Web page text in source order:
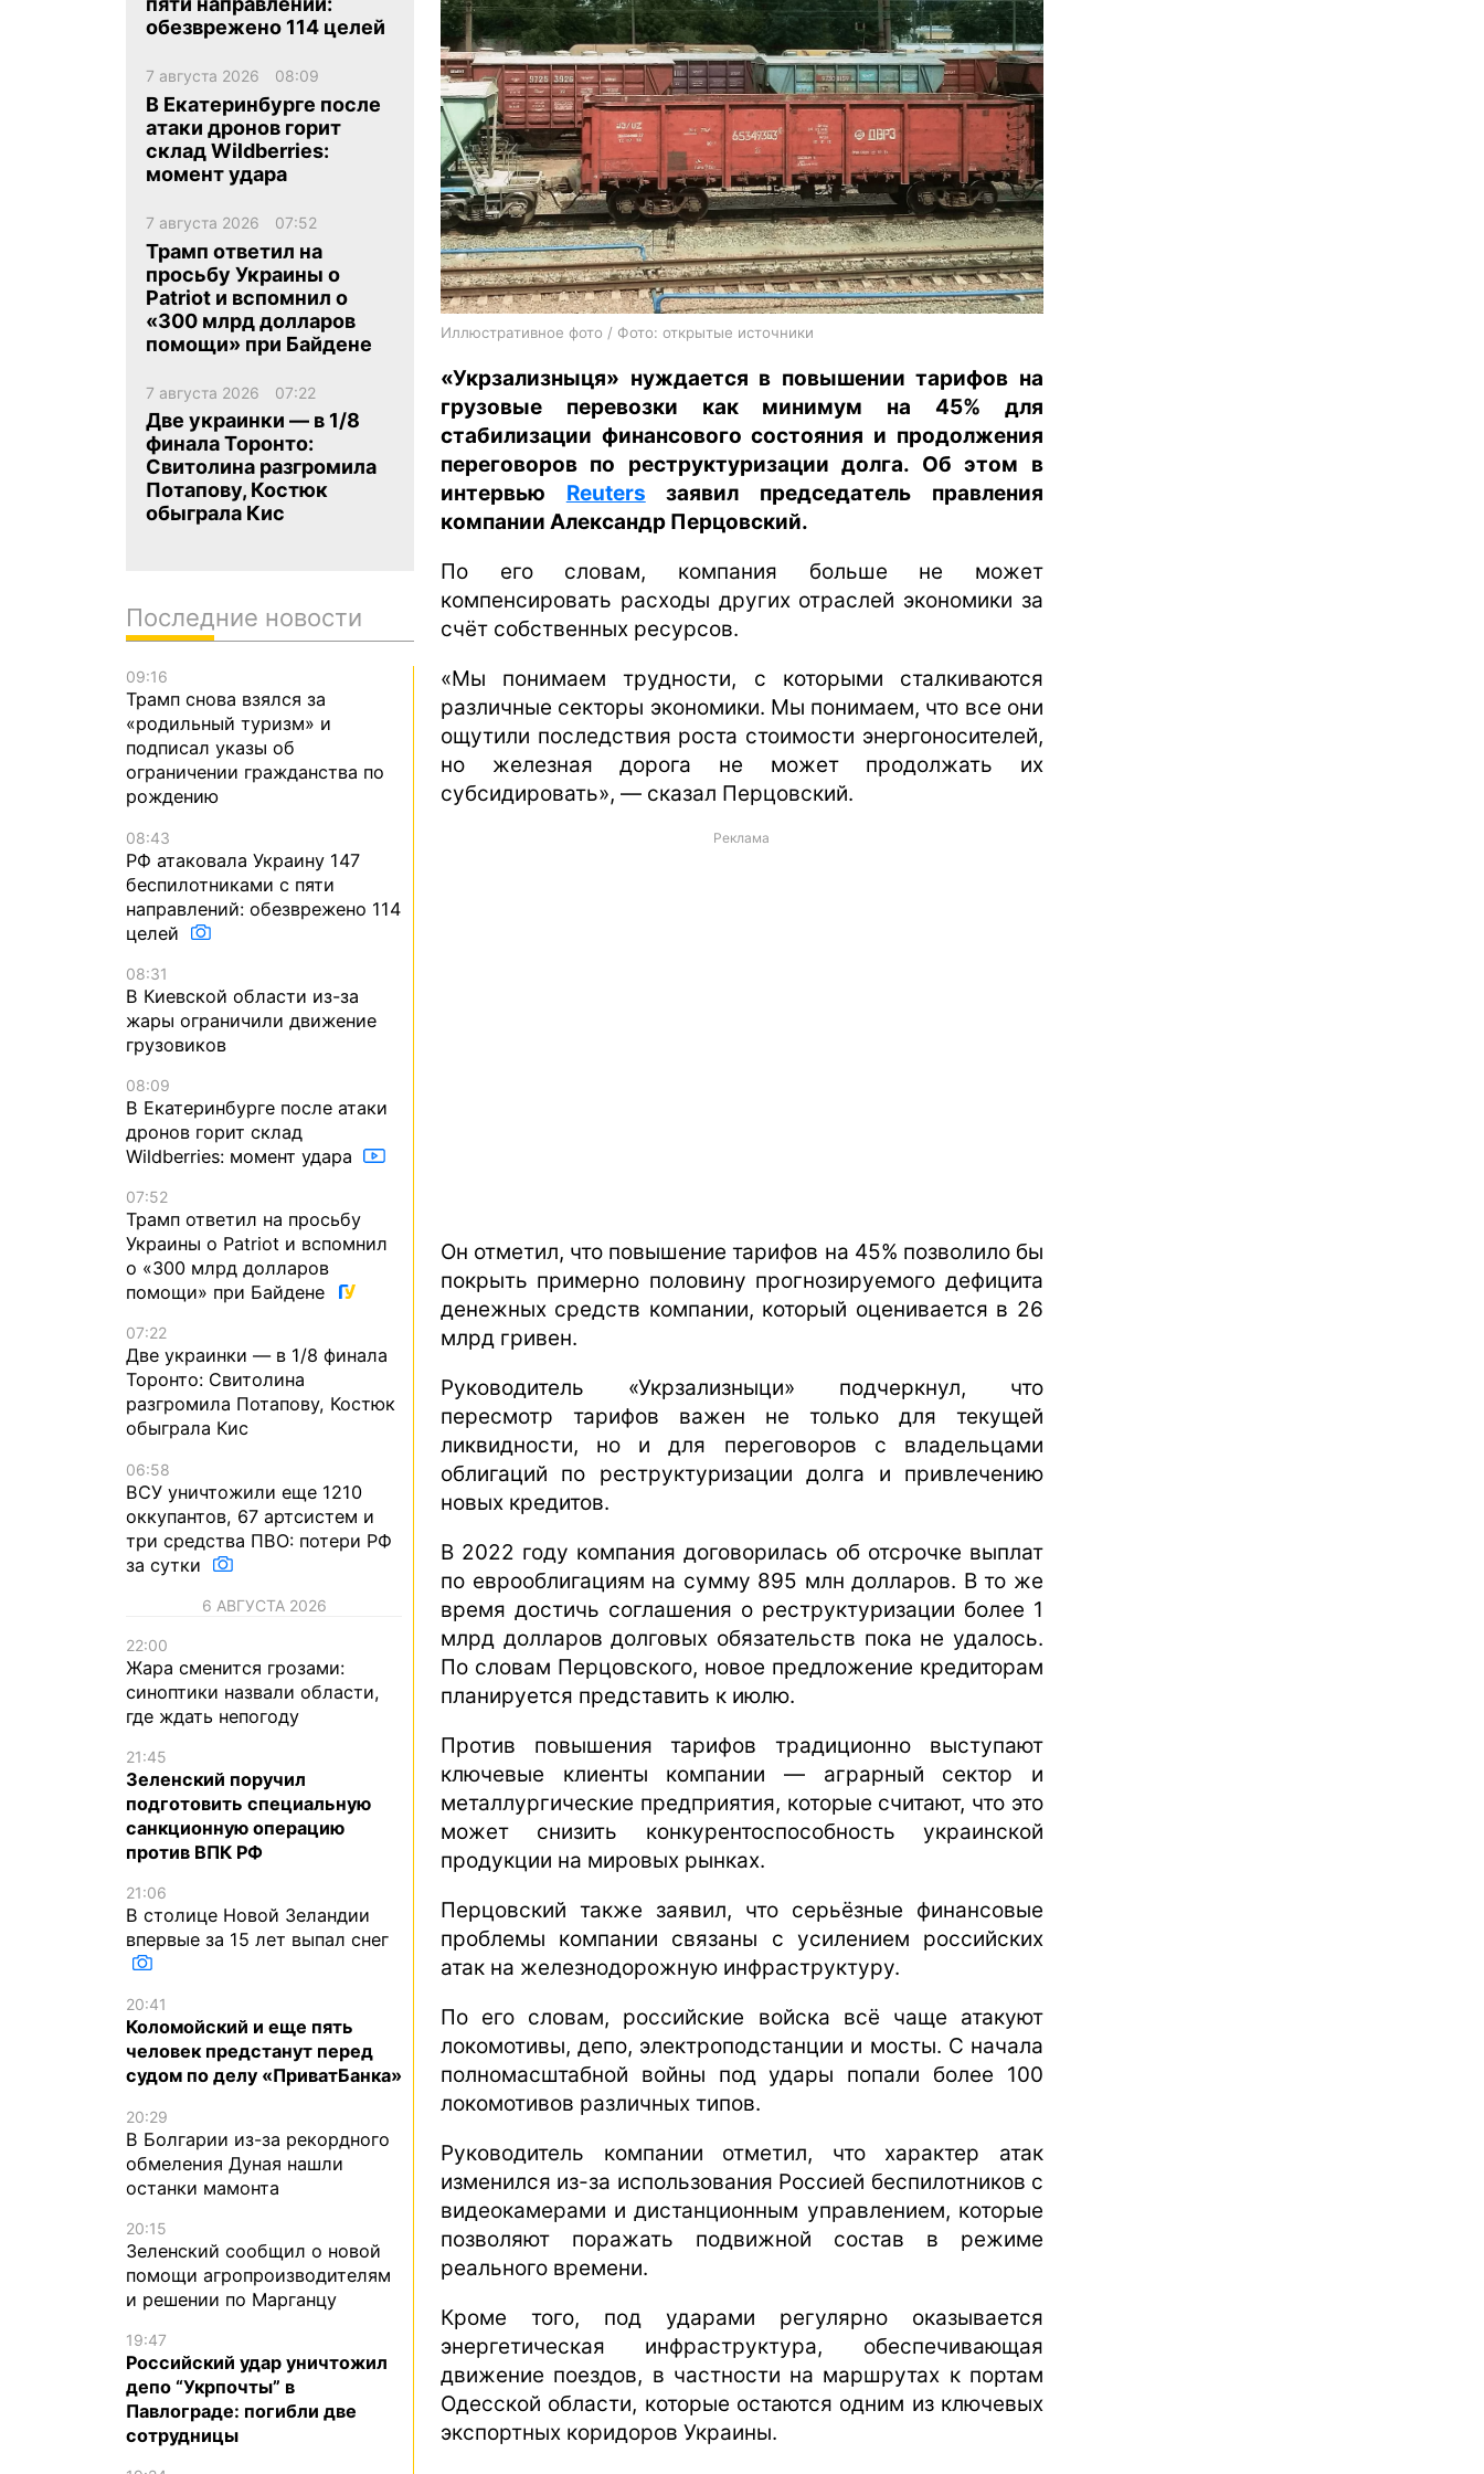
харьков
архив
gambling
en
Иллюстративное фото / Фото: открытые источники
«Укрзализныця» нуждается в повышении тарифов на
грузовые перевозки как минимум на 45% для
стабилизации финансового состояния и продолжения
переговоров по реструктуризации долга. Об этом в
интервью Reuters заявил председатель правления
компании Александр Перцовский.
По его словам, компания больше не может
компенсировать расходы других отраслей экономики за
счёт собственных ресурсов.
«Мы понимаем трудности, с которыми сталкиваются
различные секторы экономики. Мы понимаем, что все они
ощутили последствия роста стоимости энергоносителей,
но железная дорога не может продолжать их
субсидировать», — сказал Перцовский.
Реклама
Он отметил, что повышение тарифов на 45% позволило бы
покрыть примерно половину прогнозируемого дефицита
денежных средств компании, который оценивается в 26
млрд гривен.
Руководитель «Укрзализныци» подчеркнул, что
пересмотр тарифов важен не только для текущей
ликвидности, но и для переговоров с владельцами
облигаций по реструктуризации долга и привлечению
новых кредитов.
В 2022 году компания договорилась об отсрочке выплат
по еврооблигациям на сумму 895 млн долларов. В то же
время достичь соглашения о реструктуризации более 1
млрд долларов долговых обязательств пока не удалось.
По словам Перцовского, новое предложение кредиторам
планируется представить к июлю.
Против повышения тарифов традиционно выступают
ключевые клиенты компании — аграрный сектор и
металлургические предприятия, которые считают, что это
может снизить конкурентоспособность украинской
продукции на мировых рынках.
Перцовский также заявил, что серьёзные финансовые
проблемы компании связаны с усилением российских
атак на железнодорожную инфраструктуру.
По его словам, российские войска всё чаще атакуют
локомотивы, депо, электроподстанции и мосты. С начала
полномасштабной войны под удары попали более 100
локомотивов различных типов.
Руководитель компании отметил, что характер атак
изменился из-за использования Россией беспилотников с
видеокамерами и дистанционным управлением, которые
позволяют поражать подвижной состав в режиме
реального времени.
Кроме того, под ударами регулярно оказывается
энергетическая инфраструктура, обеспечивающая
движение поездов, в частности на маршрутах к портам
Одесской области, которые остаются одним из ключевых
экспортных коридоров Украины.
обезврежено 114 целей
7 августа 2026 08:09
В Екатеринбурге после
атаки дронов горит
склад Wildberries:
момент удара
7 августа 2026 07:52
Трамп ответил на
просьбу Украины о
Patriot и вспомнил о
«300 млрд долларов
помощи» при Байдене
7 августа 2026 07:22
Две украинки — в 1/8
финала Торонто:
Свитолина разгромила
Потапову, Костюк
обыграла Кис
Последние новости
09:16
Трамп снова взялся за
«родильный туризм» и
подписал указы об
ограничении гражданства по
рождению
08:43
РФ атаковала Украину 147
беспилотниками с пяти
направлений: обезврежено 114
целей
08:31
В Киевской области из-за
жары ограничили движение
грузовиков
08:09
В Екатеринбурге после атаки
дронов горит склад
Wildberries: момент удара
07:52
Трамп ответил на просьбу
Украины о Patriot и вспомнил
о «300 млрд долларов
помощи» при Байдене
07:22
Две украинки — в 1/8 финала
Торонто: Свитолина
разгромила Потапову, Костюк
обыграла Кис
06:58
ВСУ уничтожили еще 1210
оккупантов, 67 артсистем и
три средства ПВО: потери РФ
за сутки
6 АВГУСТА 2026
22:00
Жара сменится грозами:
синоптики назвали области,
где ждать непогоду
21:45
Зеленский поручил
подготовить специальную
санкционную операцию
против ВПК РФ
21:06
В столице Новой Зеландии
впервые за 15 лет выпал снег
20:41
Коломойский и еще пять
человек предстанут перед
судом по делу «ПриватБанка»
20:29
В Болгарии из-за рекордного
обмеления Дуная нашли
останки мамонта
20:15
Зеленский сообщил о новой
помощи агропроизводителям
и решении по Марганцу
19:47
Российский удар уничтожил
депо “Укрпочты” в
Павлограде: погибли две
сотрудницы